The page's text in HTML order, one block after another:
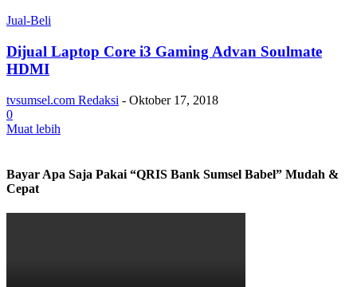
Jual-Beli
Dijual Laptop Core i3 Gaming Advan Soulmate
HDMI
tvsumsel.com Redaksi - Oktober 17, 2018
0
Muat lebih
Bayar Apa Saja Pakai “QRIS Bank Sumsel Babel” Mudah &
Cepat